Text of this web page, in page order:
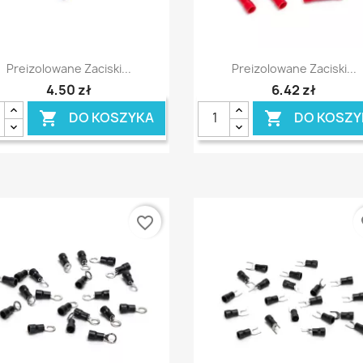
Szybki podgląd
Preizolowane Zaciski...
4,50 zł
 DO KOSZYKA
Szybki podgląd
Preizolowane Zaciski...
6,42 zł
 DO
favorite_border